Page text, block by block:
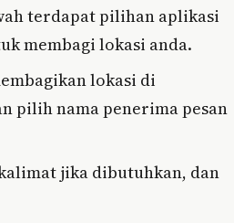
terdapat pilihan aplikasi
membagi lokasi anda.
lokasi di
pilih nama penerima pesan
jika dibutuhkan, dan